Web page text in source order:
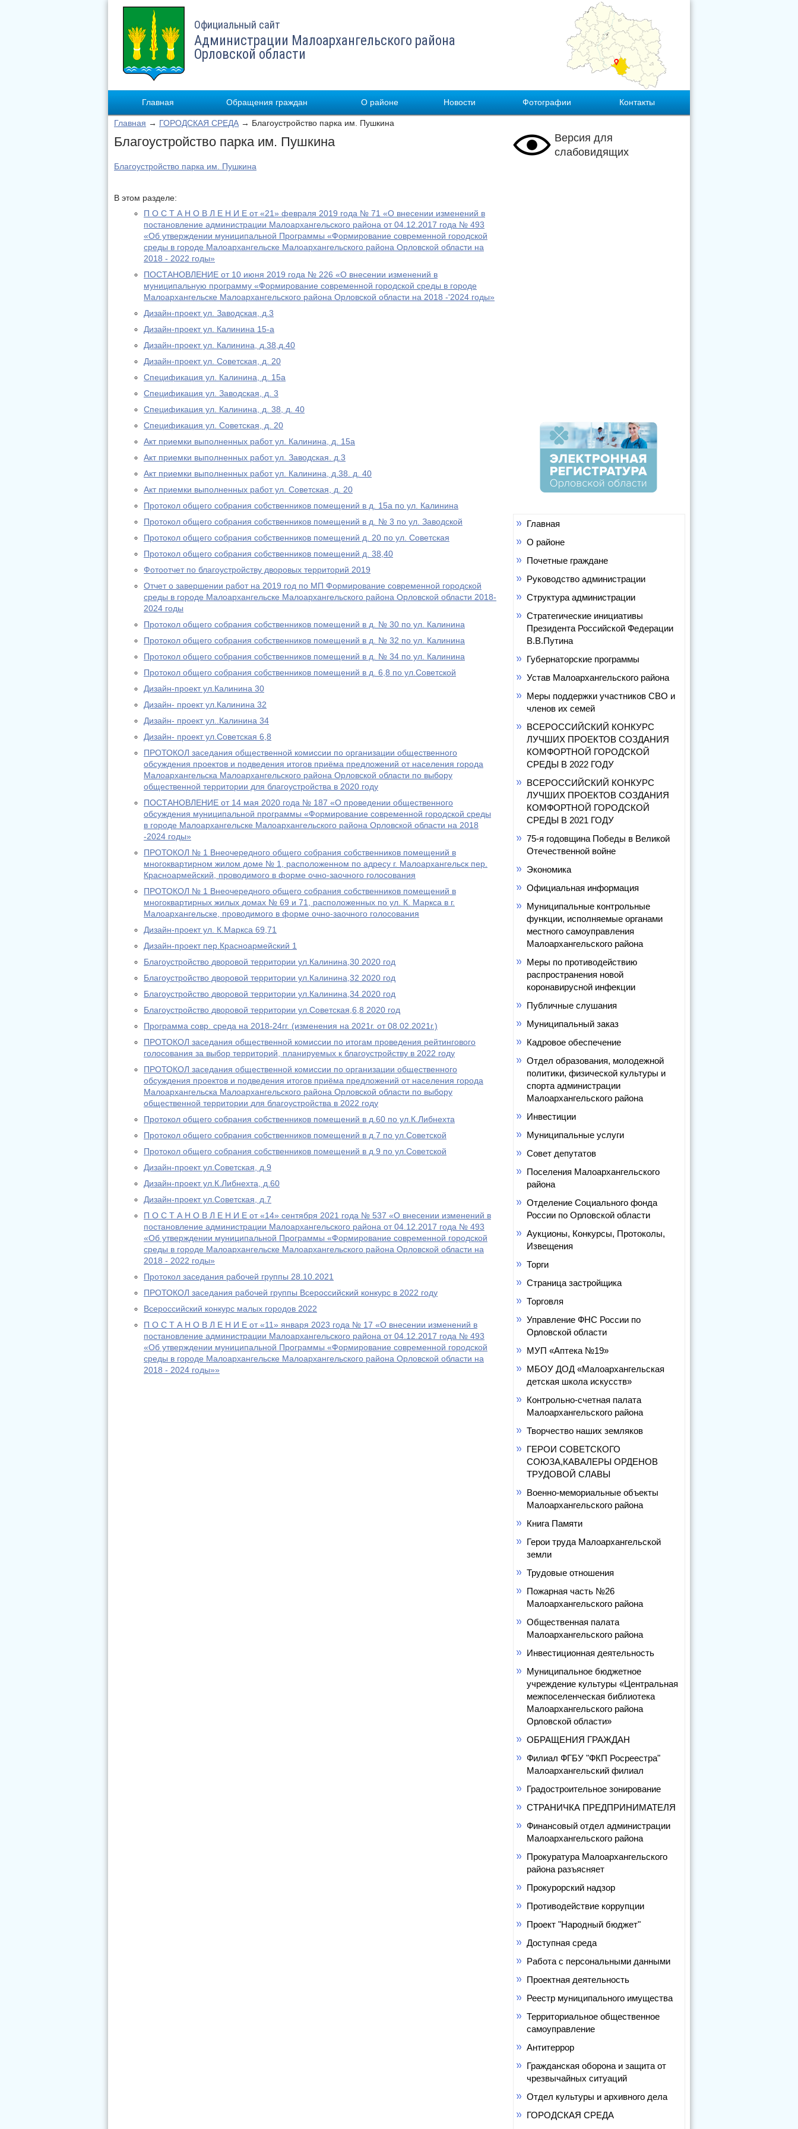
Официальный сайт
Администрации Малоархангельского района
Орловской области
Главная Обращения граждан О районе Новости Фотографии Контакты
Главная → ГОРОДСКАЯ СРЕДА → Благоустройство парка им. Пушкина
Благоустройство парка им. Пушкина
Благоустройство парка им. Пушкина
В этом разделе:
П О С Т А Н О В Л Е Н И Е от «21» февраля 2019 года № 71 «О внесении изменений в
постановление администрации Малоархангельского района от 04.12.2017 года № 493
«Об утверждении муниципальной Программы «Формирование современной городской
среды в городе Малоархангельске Малоархангельского района Орловской области на
2018 - 2022 годы»
ПОСТАНОВЛЕНИЕ от 10 июня 2019 года № 226 «О внесении изменений в
муниципальную программу «Формирование современной городской среды в городе
Малоархангельске Малоархангельского района Орловской области на 2018 -'2024 годы»
Дизайн-проект ул. Заводская, д.3
Дизайн-проект ул. Калинина 15-а
Дизайн-проект ул. Калинина, д.38,д.40
Дизайн-проект ул. Советская, д. 20
Спецификация ул. Калинина, д. 15а
Спецификация ул. Заводская, д. 3
Спецификация ул. Калинина, д. 38, д. 40
Спецификация ул. Советская, д. 20
Акт приемки выполненных работ ул. Калинина, д. 15а
Акт приемки выполненных работ ул. Заводская. д.3
Акт приемки выполненных работ ул. Калинина, д.38. д. 40
Акт приемки выполненных работ ул. Советская, д. 20
Протокол общего собрания собственников помещений в д. 15а по ул. Калинина
Протокол общего собрания собственников помещений в д. № 3 по ул. Заводской
Протокол общего собрания собственников помещений д. 20 по ул. Советская
Протокол общего собрания собственников помещений д. 38,40
Фотоотчет по благоустройству дворовых территорий 2019
Отчет о завершении работ на 2019 год по МП Формирование современной городской
среды в городе Малоархангельске Малоархангельского района Орловской области 2018-
2024 годы
Протокол общего собрания собственников помещений в д. № 30 по ул. Калинина
Протокол общего собрания собственников помещений в д. № 32 по ул. Калинина
Протокол общего собрания собственников помещений в д. № 34 по ул. Калинина
Протокол общего собрания собственников помещений в д. 6,8 по ул.Советской
Дизайн-проект ул.Калинина 30
Дизайн- проект ул.Калинина 32
Дизайн- проект ул..Калинина 34
Дизайн- проект ул.Советская 6,8
ПРОТОКОЛ заседания общественной комиссии по организации общественного
обсуждения проектов и подведения итогов приёма предложений от населения города
Малоархангельска Малоархангельского района Орловской области по выбору
общественной территории для благоустройства в 2020 году
ПОСТАНОВЛЕНИЕ от 14 мая 2020 года № 187 «О проведении общественного
обсуждения муниципальной программы «Формирование современной городской среды
в городе Малоархангельске Малоархангельского района Орловской области на 2018
-2024 годы»
ПРОТОКОЛ № 1 Внеочередного общего собрания собственников помещений в
многоквартирном жилом доме № 1, расположенном по адресу г. Малоархангельск пер.
Красноармейский, проводимого в форме очно-заочного голосования
ПРОТОКОЛ № 1 Внеочередного общего собрания собственников помещений в
многоквартирных жилых домах № 69 и 71, расположенных по ул. К. Маркса в г.
Малоархангельске, проводимого в форме очно-заочного голосования
Дизайн-проект ул. К.Маркса 69,71
Дизайн-проект пер.Красноармейский 1
Благоустройство дворовой территории ул.Калинина,30 2020 год
Благоустройство дворовой территории ул.Калинина,32 2020 год
Благоустройство дворовой территории ул.Калинина,34 2020 год
Благоустройство дворовой территории ул.Советская,6,8 2020 год
Программа совр. среда на 2018-24гг. (изменения на 2021г. от 08.02.2021г.)
ПРОТОКОЛ заседания общественной комиссии по итогам проведения рейтингового
голосования за выбор территорий, планируемых к благоустройству в 2022 году
ПРОТОКОЛ заседания общественной комиссии по организации общественного
обсуждения проектов и подведения итогов приёма предложений от населения города
Малоархангельска Малоархангельского района Орловской области по выбору
общественной территории для благоустройства в 2022 году
Протокол общего собрания собственников помещений в д.60 по ул.К.Либнехта
Протокол общего собрания собственников помещений в д.7 по ул.Советской
Протокол общего собрания собственников помещений в д.9 по ул.Советской
Дизайн-проект ул.Советская, д.9
Дизайн-проект ул.К.Либнехта, д.60
Дизайн-проект ул.Советская, д.7
П О С Т А Н О В Л Е Н И Е от «14» сентября 2021 года № 537 «О внесении изменений в
постановление администрации Малоархангельского района от 04.12.2017 года № 493
«Об утверждении муниципальной Программы «Формирование современной городской
среды в городе Малоархангельске Малоархангельского района Орловской области на
2018 - 2022 годы»
Протокол заседания рабочей группы 28.10.2021
ПРОТОКОЛ заседания рабочей группы Всероссийский конкурс в 2022 году
Всероссийский конкурс малых городов 2022
П О С Т А Н О В Л Е Н И Е от «11» января 2023 года № 17 «О внесении изменений в
постановление администрации Малоархангельского района от 04.12.2017 года № 493
«Об утверждении муниципальной Программы «Формирование современной городской
среды в городе Малоархангельске Малоархангельского района Орловской области на
2018 - 2024 годы»»
Версия для
слабовидящих
Главная
О районе
Почетные граждане
Руководство администрации
Структура администрации
Стратегические инициативы
Президента Российской Федерации
В.В.Путина
Губернаторские программы
Устав Малоархангельского района
Меры поддержки участников СВО и
членов их семей
ВСЕРОССИЙСКИЙ КОНКУРС
ЛУЧШИХ ПРОЕКТОВ СОЗДАНИЯ
КОМФОРТНОЙ ГОРОДСКОЙ
СРЕДЫ В 2022 ГОДУ
ВСЕРОССИЙСКИЙ КОНКУРС
ЛУЧШИХ ПРОЕКТОВ СОЗДАНИЯ
КОМФОРТНОЙ ГОРОДСКОЙ
СРЕДЫ В 2021 ГОДУ
75-я годовщина Победы в Великой
Отечественной войне
Экономика
Официальная информация
Муниципальные контрольные
функции, исполняемые органами
местного самоуправления
Малоархангельского района
Меры по противодействию
распространения новой
коронавирусной инфекции
Публичные слушания
Муниципальный заказ
Кадровое обеспечение
Отдел образования, молодежной
политики, физической культуры и
спорта администрации
Малоархангельского района
Инвестиции
Муниципальные услуги
Совет депутатов
Поселения Малоархангельского
района
Отделение Социального фонда
России по Орловской области
Аукционы, Конкурсы, Протоколы,
Извещения
Торги
Страница застройщика
Торговля
Управление ФНС России по
Орловской области
МУП «Аптека №19»
МБОУ ДОД «Малоархангельская
детская школа искусств»
Контрольно-счетная палата
Малоархангельского района
Творчество наших земляков
ГЕРОИ СОВЕТСКОГО
СОЮЗА,КАВАЛЕРЫ ОРДЕНОВ
ТРУДОВОЙ СЛАВЫ
Военно-мемориальные объекты
Малоархангельского района
Книга Памяти
Герои труда Малоархангельской
земли
Трудовые отношения
Пожарная часть №26
Малоархангельского района
Общественная палата
Малоархангельского района
Инвестиционная деятельность
Муниципальное бюджетное
учреждение культуры «Центральная
межпоселенческая библиотека
Малоархангельского района
Орловской области»
ОБРАЩЕНИЯ ГРАЖДАН
Филиал ФГБУ "ФКП Росреестра"
Малоархангельский филиал
Градостроительное зонирование
СТРАНИЧКА ПРЕДПРИНИМАТЕЛЯ
Финансовый отдел администрации
Малоархангельского района
Прокуратура Малоархангельского
района разъясняет
Прокурорский надзор
Противодействие коррупции
Проект "Народный бюджет"
Доступная среда
Работа с персональными данными
Проектная деятельность
Реестр муниципального имущества
Территориальное общественное
самоуправление
Антитеррор
Гражданская оборона и защита от
чрезвычайных ситуаций
Отдел культуры и архивного дела
ГОРОДСКАЯ СРЕДА